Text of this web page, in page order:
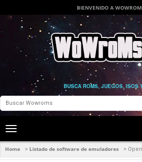
BIENVENIDO A
BUSCA ROMS, JUEGOS, ISOS
Toggle
navigation
Home > Listado de software de emuladores >